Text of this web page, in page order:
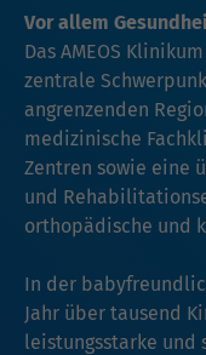
Vor allem
Das AMEOS
zentrale
angrenzenden
medizinische
Zentren sowie eine
und
orthopädische und
In der
Jahr über tausend
leistungsstarke und